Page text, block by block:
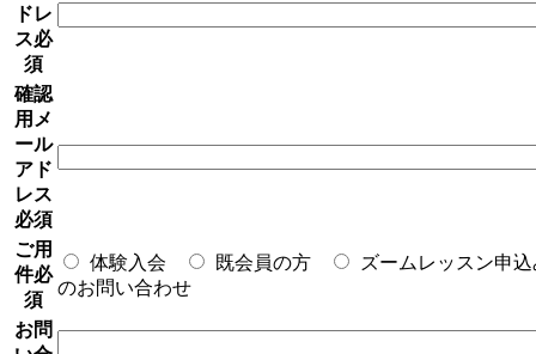
ドレ
ス必
須
確認
用メ
ール
アド
レス
必須
ご用
件必
須
体験入会 既会員の方
ズームレッスン申込
のお問い合わせ
お問